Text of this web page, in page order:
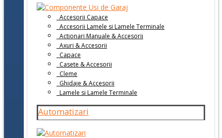
Accesorii Capace
Accesorii Lamele si Lamele Terminale
Actionari Manuale & Accesorii
Axuri & Accesorii
Capace
Casete & Accesorii
Cleme
Ghidaje & Accesorii
Lamele si Lamele Terminale
Automatizari